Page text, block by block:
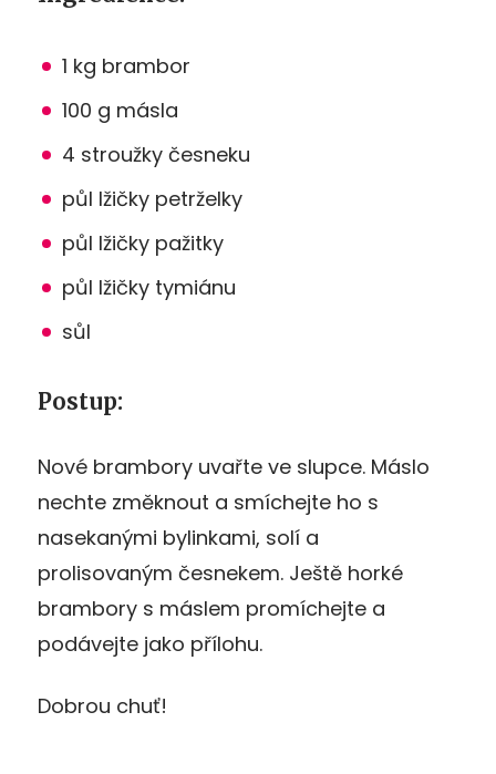
1 kg brambor
100 g másla
4 stroužky česneku
půl lžičky petrželky
půl lžičky pažitky
půl lžičky tymiánu
sůl
Postup:
Nové brambory uvařte ve slupce. Máslo
nechte změknout a smíchejte ho s
nasekanými bylinkami, solí a
prolisovaným česnekem. Ještě horké
brambory s máslem promíchejte a
podávejte jako přílohu.
Dobrou chuť!